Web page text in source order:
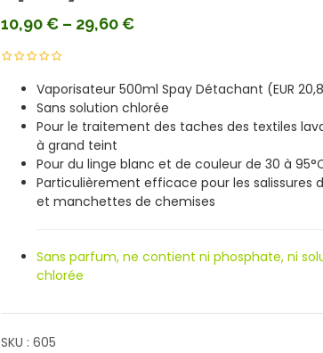
10,90€ – 29,60€
Vaporisateur 500ml Spay Détachant (EUR
Sans solution chlorée
Pour le traitement des taches des textiles
à grand teint
Pour du linge blanc et de couleur de 30 à
Particulièrement efficace pour les salissures
et manchettes de chemises
Sans parfum, ne contient ni phosphate, ni
chlorée
SKU : 605